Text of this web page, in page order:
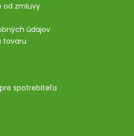
od zmluvy
údajov
tovaru
spotrebiteľa